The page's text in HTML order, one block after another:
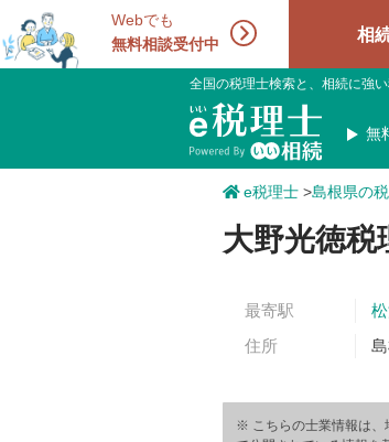
Webでも
無料相談受付中
相続手続き
全国の税理士検索と、相続に強
無
e税理士 >島根県の
大野光徳税
最寄駅
住所
※ こちらの士業情報は、